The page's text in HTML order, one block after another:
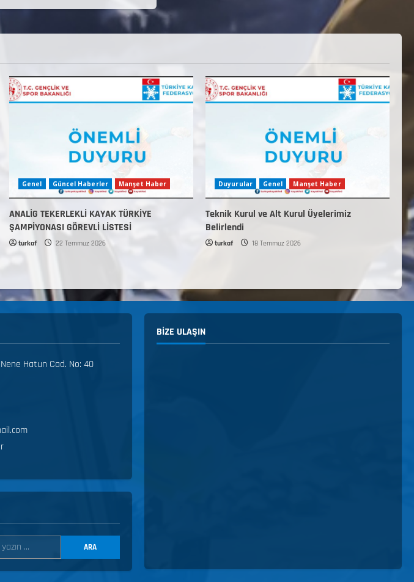
Genel Güncel Haberler Manşet Haber
ANALİG TEKERLEKLİ KAYAK TÜRKİYE
ŞAMPİYONASI GÖREVLİ LİSTESİ
turkaf 22 Temmuz 2026
Duyurular Genel Manşet Haber
Teknik Kurul ve Alt Kurul Üyelerimiz
Belirlendi
turkaf 18 Temmuz 2026
Hatun Cad. No: 40
ARA
BIZE ULAŞIN